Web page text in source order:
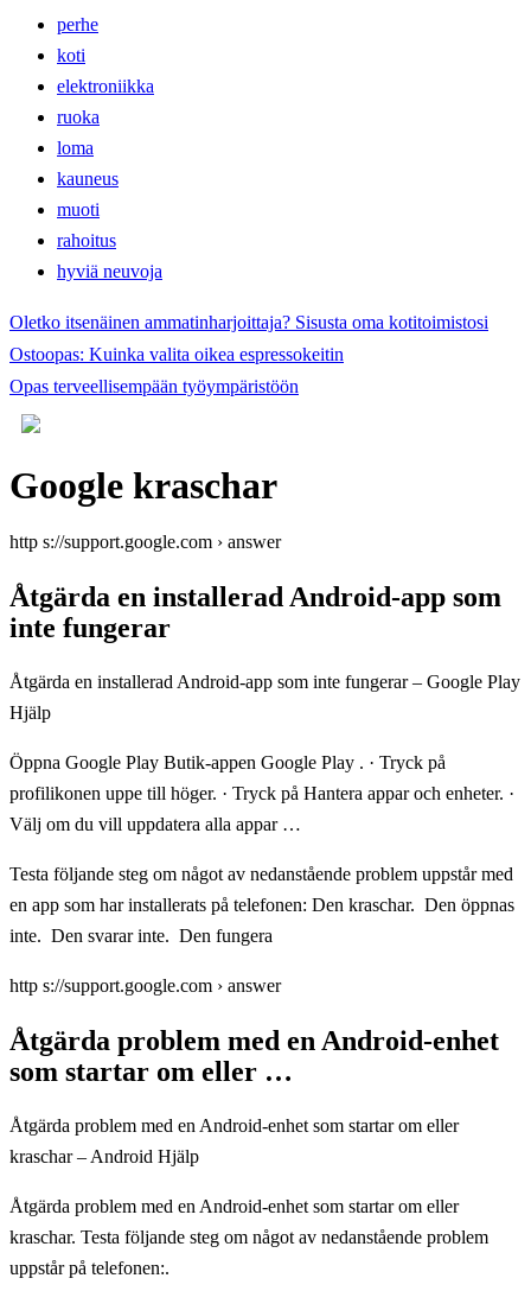
perhe
koti
elektroniikka
ruoka
loma
kauneus
muoti
rahoitus
hyviä neuvoja
Oletko itsenäinen ammatinharjoittaja? Sisusta oma kotitoimistosi
Ostoopas: Kuinka valita oikea espressokeitin
Opas terveellisempään työympäristöön
Google kraschar
http s://support.google.com › answer
Åtgärda en installerad Android-app som
inte fungerar
Åtgärda en installerad Android-app som inte fungerar – Google Play
Hjälp
Öppna Google Play Butik-appen Google Play . · Tryck på
profilikonen uppe till höger. · Tryck på Hantera appar och enheter. ·
Välj om du vill uppdatera alla appar …
Testa följande steg om något av nedanstående problem uppstår med
en app som har installerats på telefonen: Den kraschar. Den öppnas
inte. Den svarar inte. Den fungera
http s://support.google.com › answer
Åtgärda problem med en Android-enhet
som startar om eller …
Åtgärda problem med en Android-enhet som startar om eller
kraschar – Android Hjälp
Åtgärda problem med en Android-enhet som startar om eller
kraschar. Testa följande steg om något av nedanstående problem
uppstår på telefonen:.